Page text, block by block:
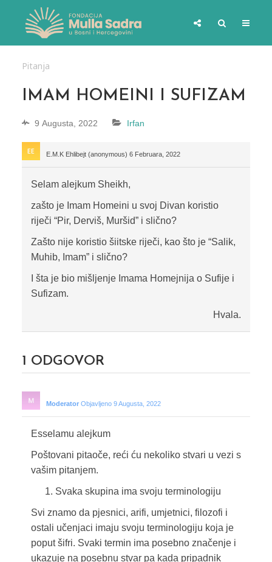
Pitanja
IMAM HOMEINI I SUFIZAM
9 Augusta, 2022 Irfan
E.M.K Ehlibejt (anonymous) 6 Februara, 2022
Selam alejkum Sheikh,
zašto je Imam Homeini u svoj Divan koristio
riječi “Pir, Derviš, Muršid” i slično?
Zašto nije koristio šiitske riječi, kao što je “Salik,
Muhib, Imam” i slično?
I šta je bio mišljenje Imama Homejnija o Sufije i
Sufizam.
Hvala.
1 ODGOVOR
Moderator Objavljeno 9 Augusta, 2022
Esselamu alejkum
Poštovani pitaoče, reći ću nekoliko stvari u vezi s
vašim pitanjem.
Svaka skupina ima svoju terminologiju
Svi znamo da pjesnici, arifi, umjetnici, filozofi i
ostali učenjaci imaju svoju terminologiju koja je
poput šifri. Svaki termin ima posebno značenje i
ukazuje na posebnu stvar pa kada pripadnik